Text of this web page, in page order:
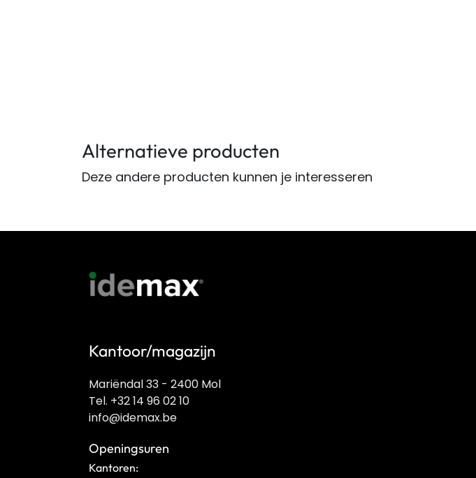
Alternatieve producten
Deze andere producten kunnen je interesseren
Kantoor/magazijn
Mariëndal 33 - 2400 Mol
Tel. +32 14 96 02 10
info@idemax.be
Openingsuren
Kantoren: